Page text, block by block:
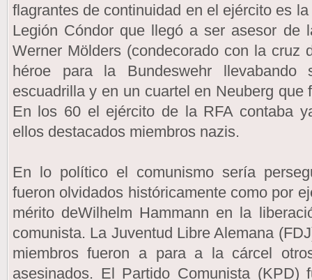
flagrantes de continuidad en el ejército es
Legión Cóndor que llegó a ser asesor de
Werner Mölders (condecorado con la cruz
héroe para la Bundeswehr
escuadrilla y en un cuartel en Neuberg que
En los 60 el ejército de la RFA contaba
ellos destacados miembros nazis.
En lo político el comunismo sería
fueron olvidados históricamente como por
mérito deWilhelm Hammann en la
comunista. La Juventud Libre Alemana
miembros fueron a para a la cárcel
asesinados. El Partido Comunista (KPD)